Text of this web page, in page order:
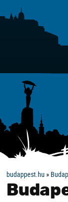
budappest.hu »